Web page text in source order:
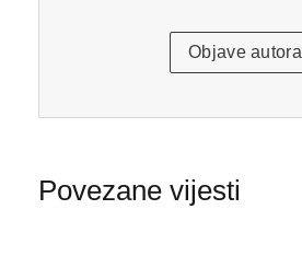
Objave autora
Povezane vijesti